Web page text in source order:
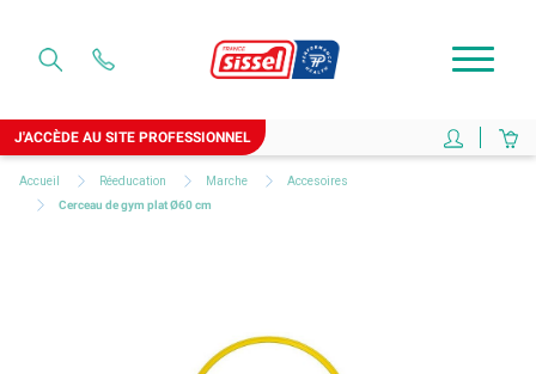
J'ACCÈDE AU SITE PROFESSIONNEL
Accueil Réeducation Marche
Accesoires
Cerceau de gym plat Ø60 cm